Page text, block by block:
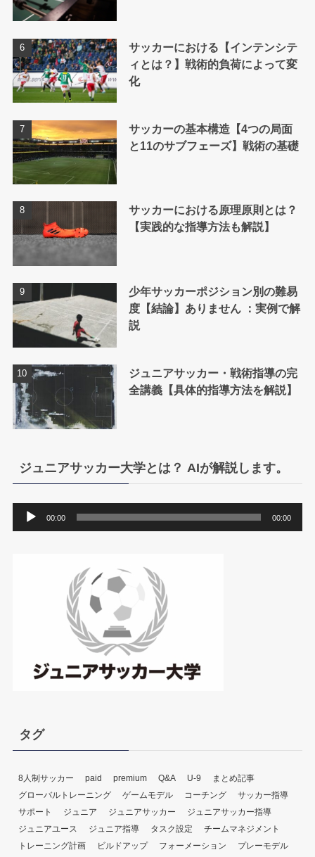
サッカーにおける【インテンシテ
ィとは？】戦術的負荷によって変
化
サッカーの基本構造【4つの局面
と11のサブフェーズ】戦術の基礎
サッカーにおける原理原則とは？
【実践的な指導方法も解説】
少年サッカーポジション別の難易
度【結論】ありません ：実例で解
説
ジュニアサッカー・戦術指導の完
全講義【具体的指導方法を解説】
ジュニアサッカー大学とは？ AIが解説します。
声
00:00 00:00
タグ
8人制サッカー paid premium Q&A U-9
まとめ記事
グローバルトレーニング
ゲームモデル コーチング
サッカー指導
サポート
ジュニア ジュニアサッカー
ジュニアサッカー指導
ジュニアユース
ジュニア指導 タスク設定
チームマネジメント
トレーニング計画
ビルドアップ フォーメーション
プレーモデル